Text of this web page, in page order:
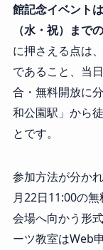
館記念イベント
（水・祝）まで
に押さえる点は
であること、当
合・無料開放に
和公園駅」から
とです。
参加方法が分か
月22日11:00の
会場へ向かう形
ーツ教室はWeb